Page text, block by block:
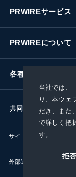
当社では、
り、本ウェ
だき、また
で詳しく把
す。
拒
PRWIREサービス
PRWIREについて
各種お問い合わせ
共同通信社グループ
サイトポリシー
外部送信ポリシー